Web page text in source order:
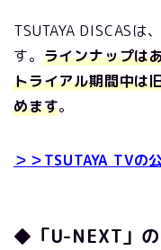
TSUTAYA DISCASは
す。 ラインナップは
トライアル期間中は
めます。
＞＞TSUTAYA TVの
◆「U-NEXT」